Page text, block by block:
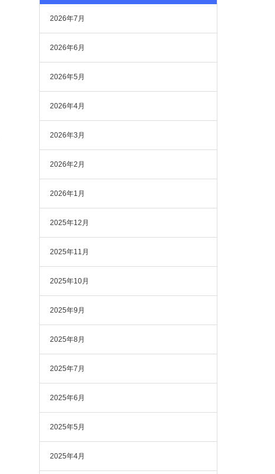
2026年7月
2026年6月
2026年5月
2026年4月
2026年3月
2026年2月
2026年1月
2025年12月
2025年11月
2025年10月
2025年9月
2025年8月
2025年7月
2025年6月
2025年5月
2025年4月